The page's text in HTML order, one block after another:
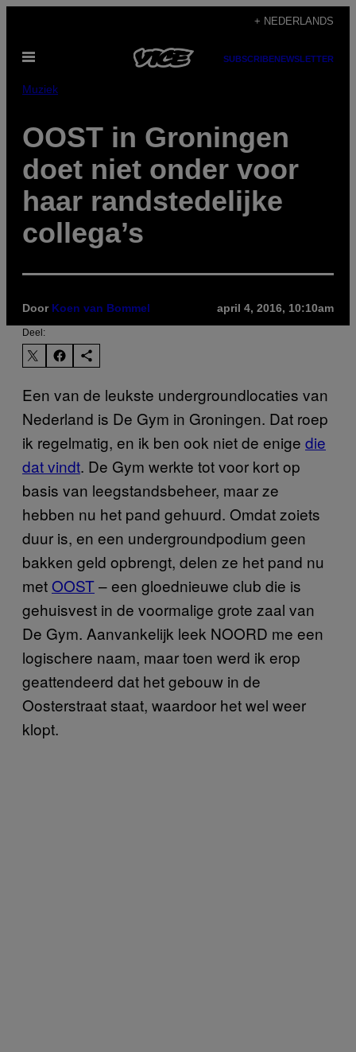
de
inhoud
+ NEDERLANDS
Open
SUBSCRIBENEWSLETTER
Muziek
​OOST in Groningen
doet niet onder voor
haar randstedelijke
collega’s
Door Koen van Bommel april 4, 2016, 10:10am
Deel:
Een van de leukste undergroundlocaties van
Nederland is De Gym in Groningen. Dat roep
ik regelmatig, en ik ben ook niet de enige die
dat vindt. De Gym werkte tot voor kort op
basis van leegstandsbeheer, maar ze
hebben nu het pand gehuurd. Omdat zoiets
duur is, en een undergroundpodium geen
bakken geld opbrengt, delen ze het pand nu
metOOST– een gloednieuwe club die is
gehuisvest in de voormalige grote zaal van
De Gym. Aanvankelijk leek NOORD me een
logischere naam, maar toen werd ik erop
geattendeerd dat het gebouw in de
Oosterstraat staat, waardoor het wel weer
klopt.